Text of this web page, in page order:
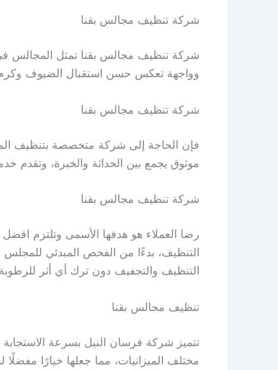
شركة تنظيف مجالس بقنا
شركة تنظيف مجالس بقنا تمثل المجالس في
وواجهة تعكس حسن استقبال الضيوف وكرم
شركة تنظيف مجالس بقنا
فإن الحاجة إلى شركة متخصصة بتنظيف
موثوق يجمع بين الحداثة والخبرة، وتقدم
شركة تنظيف مجالس بقنا
رضا العملاء هو هدفها الأسمى وتلتزم
التنظيف، بدءًا من الفحص المبدئي للمجلس
التنظيف والتجفيف دون ترك أي أثر للرطوبة
تنظيف مجالس بقنا
تتميز شركة فرسان النيل بسرعة الاستجابة
مختلف الميزانيات، مما جعلها خيارًا